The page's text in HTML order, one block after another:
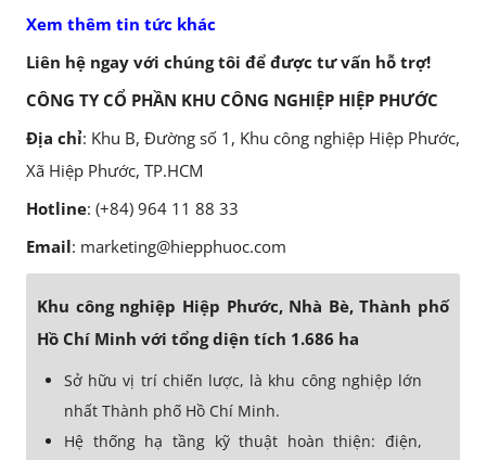
Xem thêm tin tức khác
Liên hệ ngay với chúng tôi để được tư vấn hỗ trợ!
CÔNG TY CỔ PHẦN KHU CÔNG NGHIỆP HIỆP PHƯỚC
Địa chỉ: Khu B, Đường số 1, Khu công nghiệp Hiệp Phước,
Xã Hiệp Phước, TP.HCM
Hotline: (+84) 964 11 88 33
Email: marketing@hiepphuoc.com
Khu công nghiệp Hiệp Phước, Nhà Bè, Thành phố
Hồ Chí Minh với tổng diện tích 1.686 ha
Sở hữu vị trí chiến lược, là khu công nghiệp lớn
nhất Thành phố Hồ Chí Minh.
Hệ thống hạ tầng kỹ thuật hoàn thiện: điện,